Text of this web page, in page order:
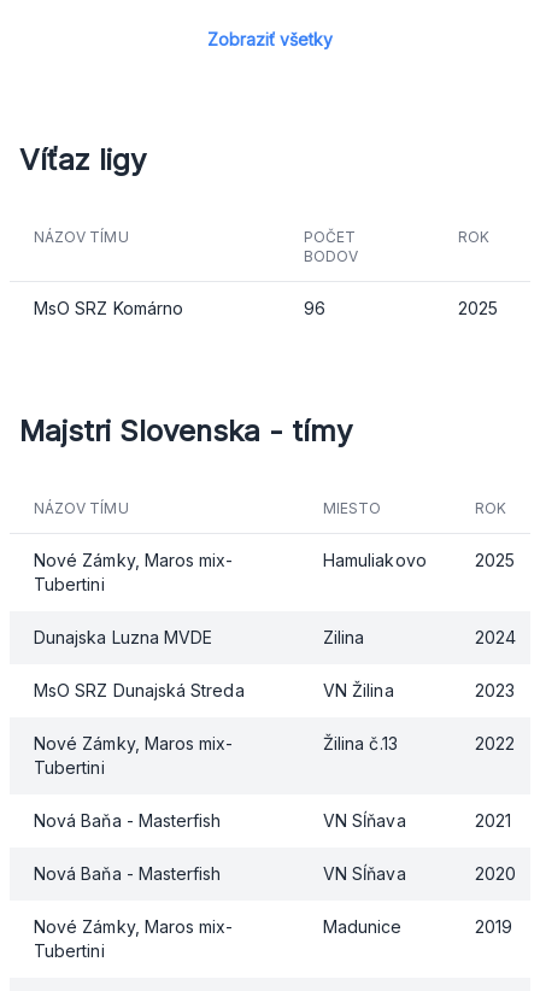
Zobraziť všetky
Víťaz ligy
NÁZOV TÍMU
POČET
BODOV
ROK
MsO SRZ Komárno 96 2025
Majstri Slovenska - tímy
NÁZOV TÍMU MIESTO ROK
Nové Zámky, Maros mix-
Tubertini
Hamuliakovo 2025
Dunajska Luzna MVDE Zilina 2024
MsO SRZ Dunajská Streda VN Žilina 2023
Nové Zámky, Maros mix-
Tubertini
Žilina č.13 2022
Nová Baňa - Masterfish VN Sĺňava 2021
Nová Baňa - Masterfish VN Sĺňava 2020
Nové Zámky, Maros mix-
Tubertini
Madunice 2019